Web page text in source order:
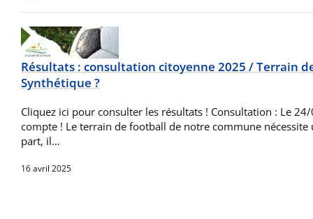
Résultats : consultation citoyenne 2025 / Terrain
Synthétique ?
Cliquez ici pour consulter les résultats ! Consultation : Le
compte ! Le terrain de football de notre commune nécessite
part, il…
16 avril 2025